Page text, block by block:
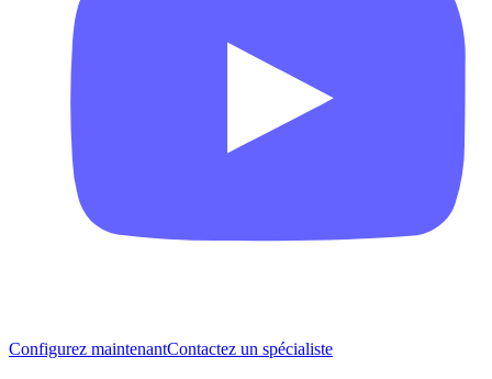
Configurez maintenantContactez un spécialiste